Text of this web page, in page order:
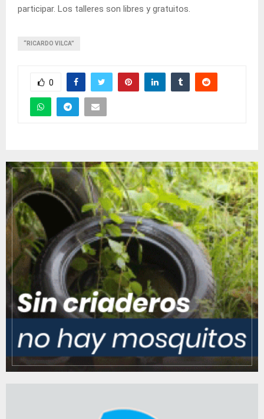
participar. Los talleres son libres y gratuitos.
“RICARDO VILCA”
0